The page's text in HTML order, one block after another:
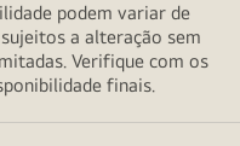
podem variar de
a alteração sem
Verifique com os
finais.